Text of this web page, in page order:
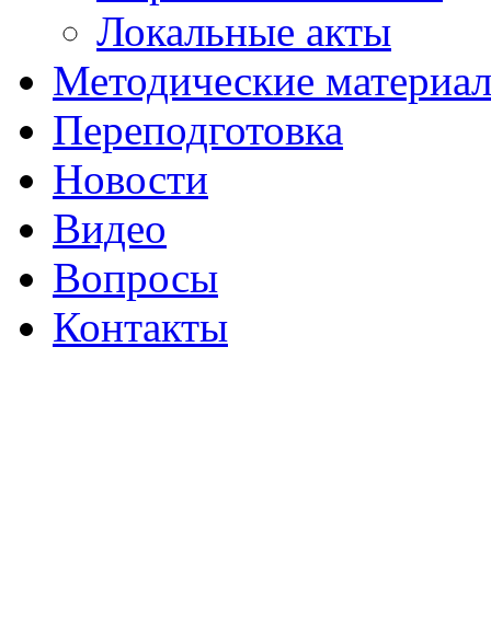
Локальные акты
Методические
Переподготовка
Новости
Видео
Вопросы
Контакты